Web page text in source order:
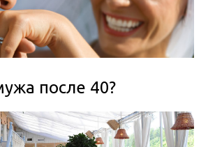
после 40?